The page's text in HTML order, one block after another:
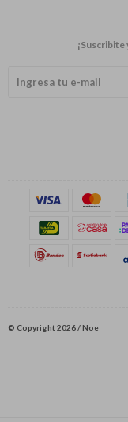
© Copyright 2026 / Noe